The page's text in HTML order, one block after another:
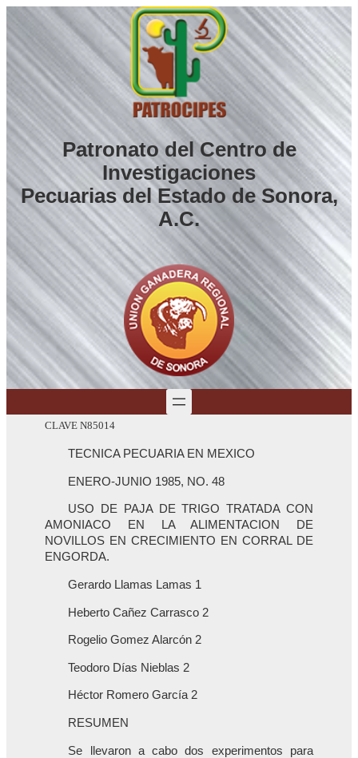
Saltar
al
contenido
Patronato del Centro de
Investigaciones
Pecuarias del Estado de Sonora,
A.C.
CLAVE N85014
TECNICA PECUARIA EN MEXICO
ENERO-JUNIO 1985, NO. 48
USO DE PAJA DE TRIGO TRATADA CON
AMONIACO EN LA ALIMENTACION DE
NOVILLOS EN CRECIMIENTO EN CORRAL DE
ENGORDA.
Gerardo Llamas Lamas 1
Heberto Cañez Carrasco 2
Rogelio Gomez Alarcón 2
Teodoro Días Nieblas 2
Héctor Romero García 2
RESUMEN
Se llevaron a cabo dos experimentos para